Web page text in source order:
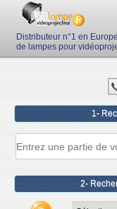
Distributeur n°1 en Europe
de lampes pour
1-
2-